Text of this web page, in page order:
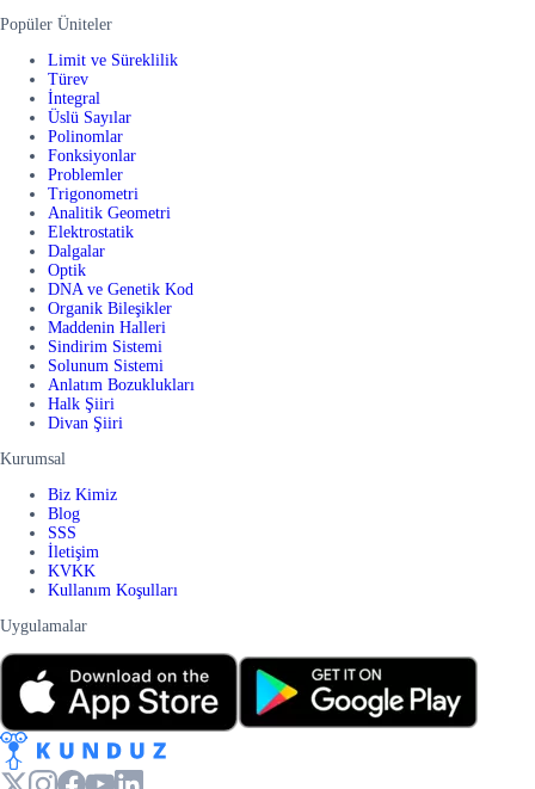
Popüler Üniteler
Limit ve Süreklilik
Türev
İntegral
Üslü Sayılar
Polinomlar
Fonksiyonlar
Problemler
Trigonometri
Analitik Geometri
Elektrostatik
Dalgalar
Optik
DNA ve Genetik Kod
Organik Bileşikler
Maddenin Halleri
Sindirim Sistemi
Solunum Sistemi
Anlatım Bozuklukları
Halk Şiiri
Divan Şiiri
Kurumsal
Biz Kimiz
Blog
SSS
İletişim
KVKK
Kullanım Koşulları
Uygulamalar